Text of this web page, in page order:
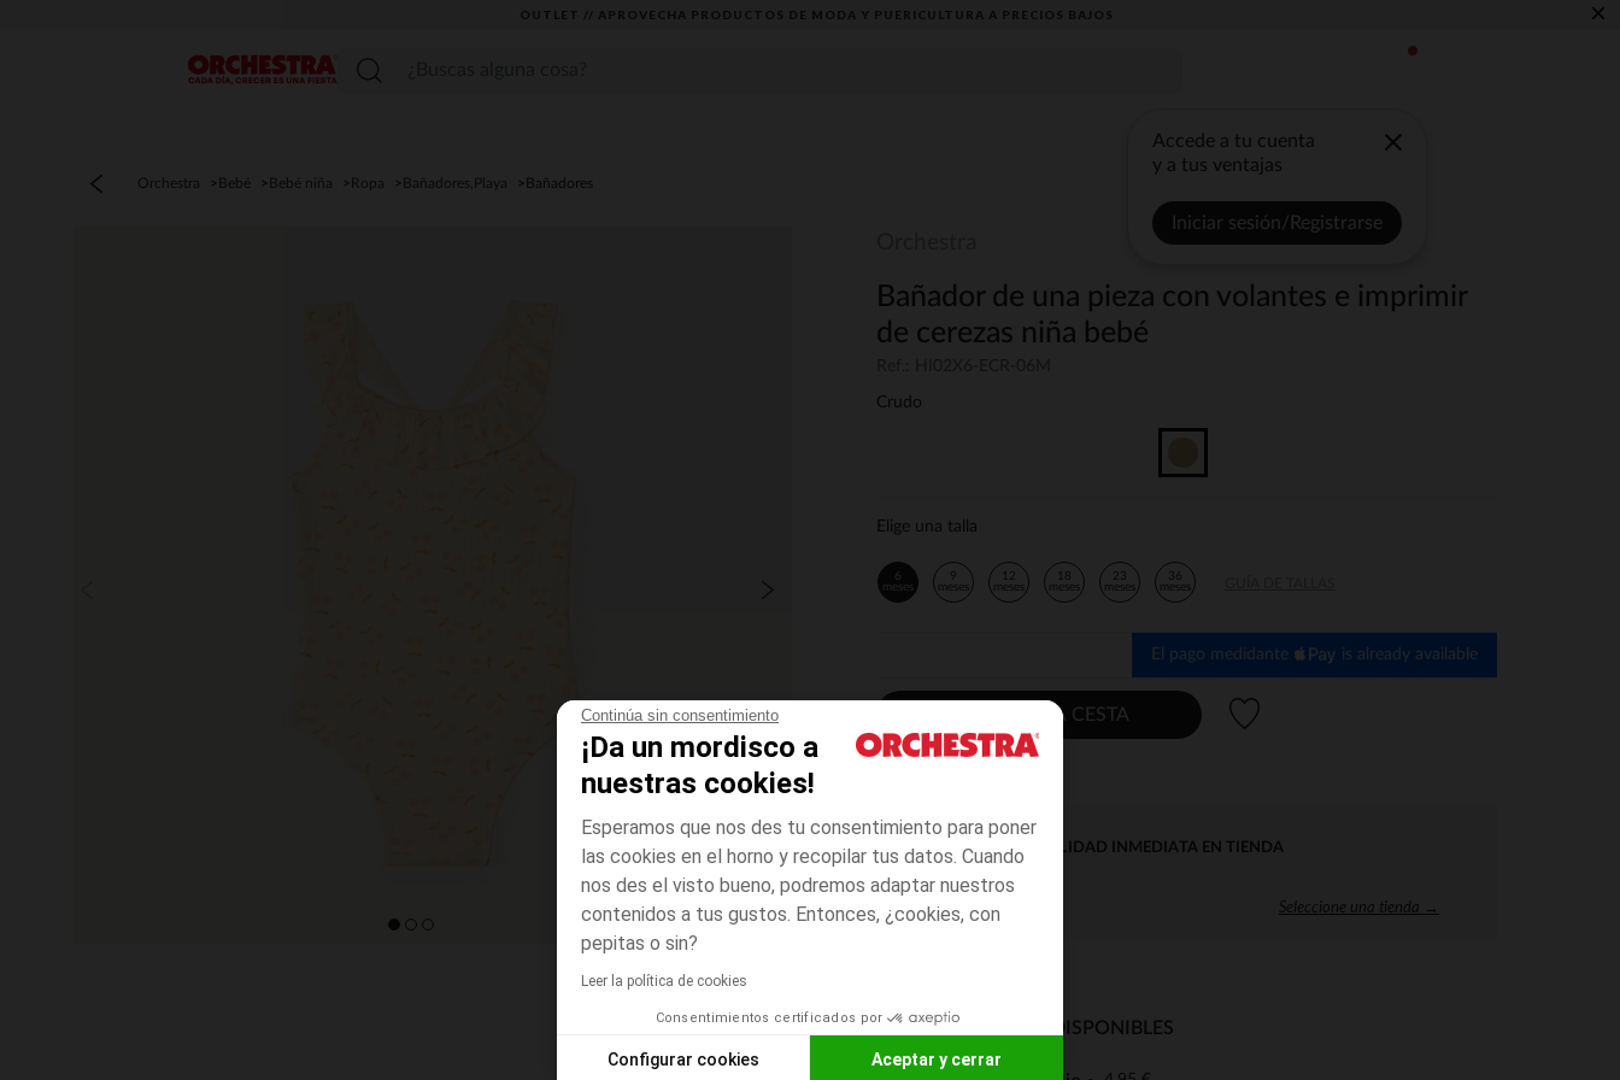
Continúa sin consentimiento
¡Da un mordisco a
nuestras cookies!
Esperamos que nos des tu consentimiento para poner
las cookies en el horno y recopilar tus datos. Cuando
nos des el visto bueno, podremos adaptar nuestros
contenidos a tus gustos. Entonces, ¿cookies, con
pepitas o sin?
Leer la política de cookies
Consentimientos certificados por
Configurar cookies Aceptar y cerrar
OUTLET // APROVECHA PRODUCTOS DE MODA Y PUERICULTURA A PRECIOS BAJOS ×
Menú
Accede a tu cuenta
y a tus ventajas
Iniciar sesión/Registrarse
Orchestra Bebé Bebé niña Ropa Bañadores,Playa Bañadores
Bañador de una pieza con volantes e imprimir
de cerezas niña bebé
Crudo
Elige una talla
6
meses
9
meses
12
meses
18
meses
23
meses
36
meses
El pago medidante is already available
AÑADIR A LA CESTA
DISPONIBILIDAD INMEDIATA EN TIENDA
Seleccione una tienda →
MODOS DE ENVÍO DISPONIBLES